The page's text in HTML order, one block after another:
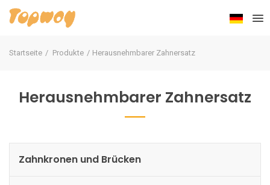
Startseite Produkte Herausnehmbarer Zahnersatz
Herausnehmbarer Zahnersatz
Zahnkronen und Brücken